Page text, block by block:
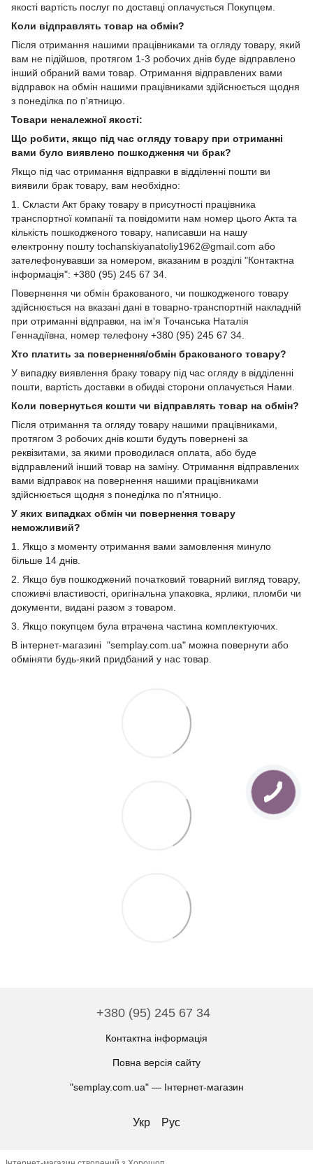
якості вартість послуг по доставці оплачується Покупцем.
Коли відправлять товар на обмін?
Після отримання нашими працівниками та огляду товару, який
вам не підійшов, протягом 1-3 робочих днів буде відправлено
інший обраний вами товар. Отримання відправлених вами
відправок на обмін нашими працівниками здійснюється щодня
з понеділка по п'ятницю.
Товари неналежної якості:
Що робити, якщо під час огляду товару при отриманні
вами було виявлено пошкодження чи брак?
Якщо під час отримання відправки в відділенні пошти ви
виявили брак товару, вам необхідно:
1. Скласти Акт браку товару в присутності працівника
транспортної компанії та повідомити нам номер цього Акта та
кількість пошкодженого товару, написавши на нашу
електронну пошту tochanskiyanatoliy1962@gmail.com або
зателефонувавши за номером, вказаним в розділі "Контактна
інформація": +380 (95) 245 67 34.
Повернення чи обмін бракованого, чи пошкодженого товару
здійснюється на вказані дані в товарно-транспортній накладній
при отриманні відправки, на ім'я Точанська Наталія
Геннадіївна, номер телефону +380 (95) 245 67 34.
Хто платить за повернення/обмін бракованого товару?
У випадку виявлення браку товару під час огляду в відділенні
пошти, вартість доставки в обидві сторони оплачується Нами.
Коли повернуться кошти чи відправлять товар на обмін?
Після отримання та огляду товару нашими працівниками,
протягом 3 робочих днів кошти будуть повернені за
реквізитами, за якими проводилася оплата, або буде
відправлений інший товар на заміну. Отримання відправлених
вами відправок на повернення нашими працівниками
здійснюється щодня з понеділка по п'ятницю.
У яких випадках обмін чи повернення товару
неможливий?
1. Якщо з моменту отримання вами замовлення минуло
більше 14 днів.
2. Якщо був пошкоджений початковий товарний вигляд товару,
споживчі властивості, оригінальна упаковка, ярлики, пломби чи
документи, видані разом з товаром.
3. Якщо покупцем була втрачена частина комплектуючих.
В інтернет-магазині "semplay.com.ua" можна повернути або
обміняти будь-який придбаний у нас товар.
+380 (95) 245 67 34
Контактна інформація
Повна версія сайту
"semplay.com.ua" — Інтернет-магазин
Укр Рус